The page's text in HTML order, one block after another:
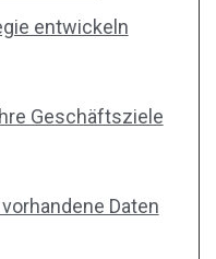
entwickeln
Geschäftsziele
Daten